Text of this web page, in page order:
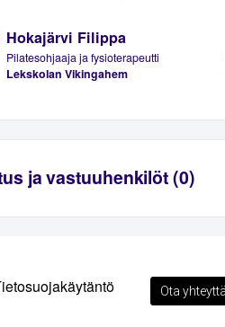
Hokajärvi Filippa
Pilatesohjaaja ja fysioterapeutti
Lekskolan Vikingahem
ja vastuuhenkilöt (0)
Ota